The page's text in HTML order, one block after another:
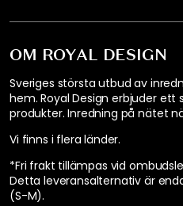
OM ROYAL DESIGN
Sveriges största utbud av
hem. Royal Design erbjuder
produkter. Inredning på nätet
Vi finns i flera länder.
*Fri frakt tillämpas vid
Detta leveransalternativ är
(S-M).